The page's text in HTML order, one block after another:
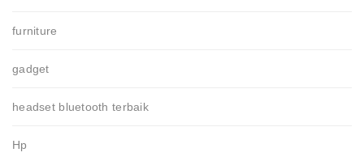
furniture
gadget
headset bluetooth terbaik
Hp